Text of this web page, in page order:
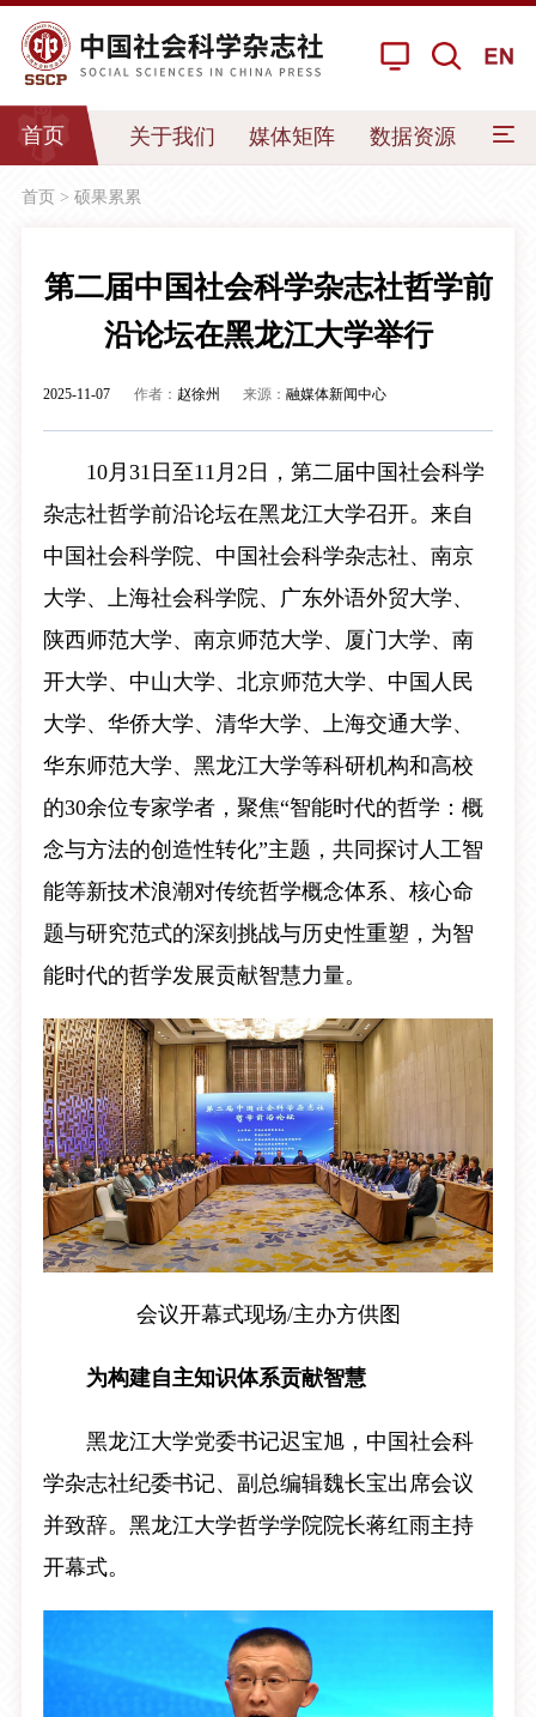
首页 关于我们 媒体矩阵 数据资源 我
首页> 硕果累累
第二届中国社会科学杂志社哲学前
沿论坛在黑龙江大学举行
2025-11-07 作者： 赵徐州 来源：融媒体新闻中心
10月31日至11月2日，第二届中国社会科学
杂志社哲学前沿论坛在黑龙江大学召开。来自
中国社会科学院、中国社会科学杂志社、南京
大学、上海社会科学院、广东外语外贸大学、
陕西师范大学、南京师范大学、厦门大学、南
开大学、中山大学、北京师范大学、中国人民
大学、华侨大学、清华大学、上海交通大学、
华东师范大学、黑龙江大学等科研机构和高校
的30余位专家学者，聚焦“智能时代的哲学：概
念与方法的创造性转化”主题，共同探讨人工智
能等新技术浪潮对传统哲学概念体系、核心命
题与研究范式的深刻挑战与历史性重塑，为智
能时代的哲学发展贡献智慧力量。
会议开幕式现场/主办方供图
为构建自主知识体系贡献智慧
黑龙江大学党委书记迟宝旭，中国社会科
学杂志社纪委书记、副总编辑魏长宝出席会议
并致辞。黑龙江大学哲学学院院长蒋红雨主持
开幕式。